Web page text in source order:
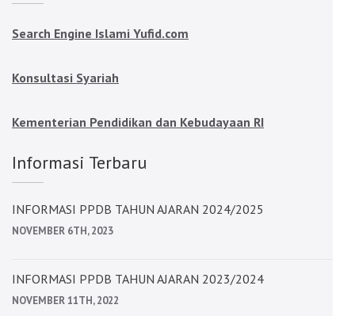
Search Engine Islami Yufid.com
Konsultasi Syariah
Kementerian Pendidikan dan Kebudayaan RI
Informasi Terbaru
INFORMASI PPDB TAHUN AJARAN 2024/2025
NOVEMBER 6TH, 2023
INFORMASI PPDB TAHUN AJARAN 2023/2024
NOVEMBER 11TH, 2022